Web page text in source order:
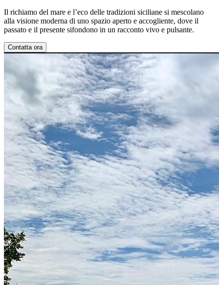
Il richiamo del mare e l’eco delle tradizioni siciliane si mescolano
alla visione moderna di uno spazio aperto e accogliente, dove il
passato e il presente sifondono in un racconto vivo e pulsante.
Contatta ora